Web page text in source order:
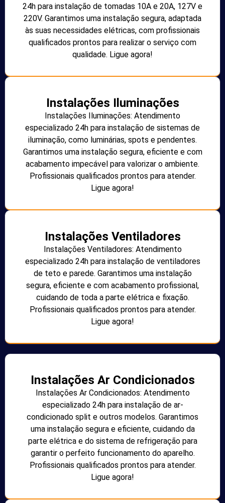
24h para instalação de tomadas 10A e 20A, 127V e
220V. Garantimos uma instalação segura, adaptada
às suas necessidades elétricas, com profissionais
qualificados prontos para realizar o serviço com
qualidade. Ligue agora!
Instalações Iluminações
Instalações Iluminações: Atendimento
especializado 24h para instalação de sistemas de
iluminação, como luminárias, spots e pendentes.
Garantimos uma instalação segura, eficiente e com
acabamento impecável para valorizar o ambiente.
Profissionais qualificados prontos para atender.
Ligue agora!
Instalações Ventiladores
Instalações Ventiladores: Atendimento
especializado 24h para instalação de ventiladores
de teto e parede. Garantimos uma instalação
segura, eficiente e com acabamento profissional,
cuidando de toda a parte elétrica e fixação.
Profissionais qualificados prontos para atender.
Ligue agora!
Instalações Ar Condicionados
Instalações Ar Condicionados: Atendimento
especializado 24h para instalação de ar-
condicionado split e outros modelos. Garantimos
uma instalação segura e eficiente, cuidando da
parte elétrica e do sistema de refrigeração para
garantir o perfeito funcionamento do aparelho.
Profissionais qualificados prontos para atender.
Ligue agora!